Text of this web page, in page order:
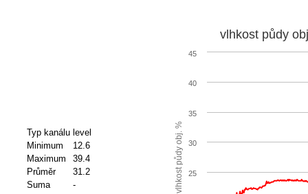
Typ kanálu level
Minimum
12.6
Maximum
39.4
Průměr
31.2
Suma
- vlhkost půdy obj. %
vlhkost půdy
25
30
35
40
45